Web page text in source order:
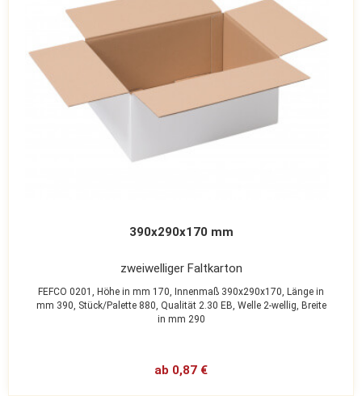
390x290x170 mm
zweiwelliger Faltkarton
FEFCO 0201, Höhe in mm 170, Innenmaß 390x290x170, Länge in
mm 390, Stück/Palette 880, Qualität 2.30 EB, Welle 2-wellig, Breite
in mm 290
ab 0,87 €